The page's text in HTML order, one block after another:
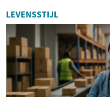
LEVENSSTIJL